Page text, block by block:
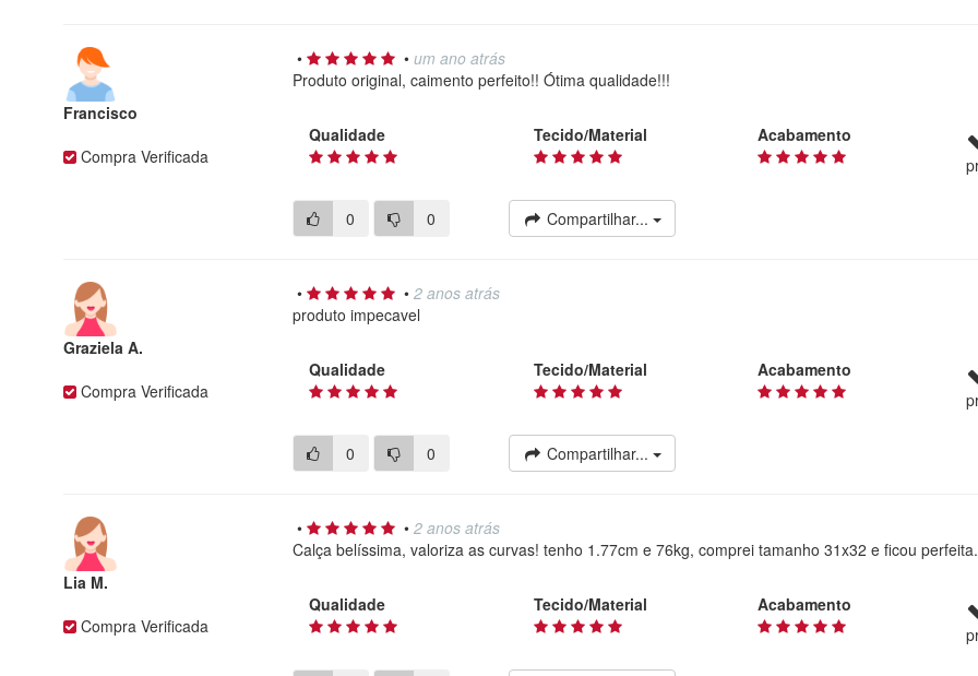
Francisco
Compra Verificada
• • um ano atrás
Produto original, caimento perfeito!! Ótima qualidade!!!
Qualidade Tecido/Material Acabamento
0 0 Compartilhar...
Graziela A.
Compra Verificada
• • 2 anos atrás
produto impecavel
Qualidade Tecido/Material Acabamento
0 0 Compartilhar...
Lia M.
Compra Verificada
• • 2 anos atrás
Calça belíssima, valoriza as curvas! tenho 1.77cm e 76kg, comprei tamanho 31x32 e ficou
Qualidade Tecido/Material Acabamento